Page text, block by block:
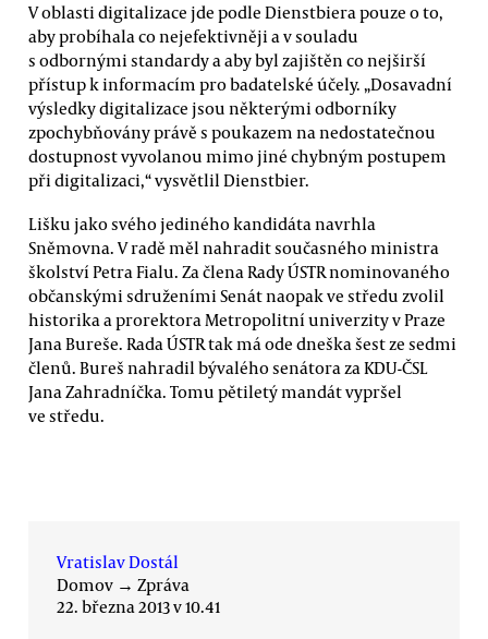
V oblasti digitalizace jde podle Dienstbiera pouze o to,
aby probíhala co nejefektivněji a v souladu
s odbornými standardy a aby byl zajištěn co nejširší
přístup k informacím pro badatelské účely. „Dosavadní
výsledky digitalizace jsou některými odborníky
zpochybňovány právě s poukazem na nedostatečnou
dostupnost vyvolanou mimo jiné chybným postupem
při digitalizaci,“ vysvětlil Dienstbier.
Lišku jako svého jediného kandidáta navrhla
Sněmovna. V radě měl nahradit současného ministra
školství Petra Fialu. Za člena Rady ÚSTR nominovaného
občanskými sdruženími Senát naopak ve středu zvolil
historika a prorektora Metropolitní univerzity v Praze
Jana Bureše. Rada ÚSTR tak má ode dneška šest ze sedmi
členů. Bureš nahradil bývalého senátora za KDU-ČSL
Jana Zahradníčka. Tomu pětiletý mandát vypršel
ve středu.
Vratislav Dostál
Domov → Zpráva
22. března 2013 v 10.41